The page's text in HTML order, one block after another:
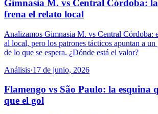
Gimnasia M. vs Central Córdoba: la
frena el relato local
Analizamos Gimnasia M. vs Central Córdoba:
al local, pero los patrones tácticos apuntan a
de lo que se espera. ¿Dónde está el valor?
Análisis·17 de junio, 2026
Flamengo vs São Paulo: la esquina
que el gol